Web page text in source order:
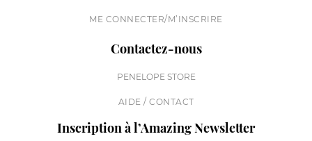
ME CONNECTER/M’INSCRIRE
Contactez-nous
PENELOPE STORE
AIDE / CONTACT
Inscription à l’Amazing Newsletter